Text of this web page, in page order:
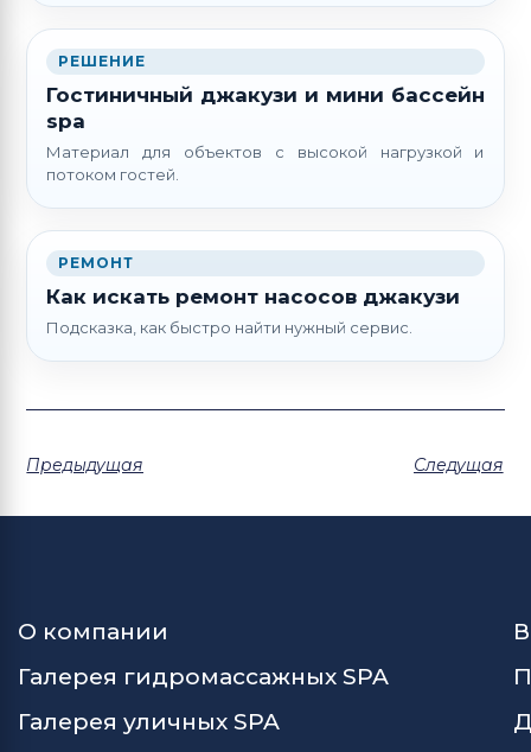
РЕШЕНИЕ
Гостиничный джакузи и мини бассейн
spa
Материал для объектов с высокой нагрузкой и
потоком гостей.
РЕМОНТ
Как искать ремонт насосов джакузи
Подсказка, как быстро найти нужный сервис.
Предыдущая Следущая
О компании
Галерея гидромассажных SPA
Галерея уличных SPA